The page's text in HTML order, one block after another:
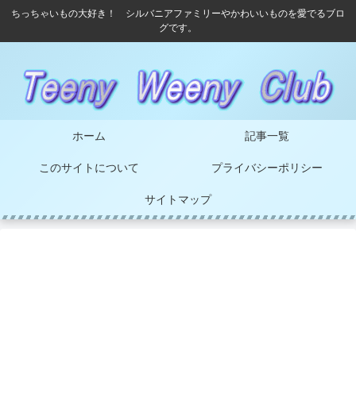
ちっちゃいもの大好き！ シルバニアファミリーやかわいいものを愛でるブロ
グです。
ホーム 記事一覧
このサイトについて プライバシーポリシー
サイトマップ